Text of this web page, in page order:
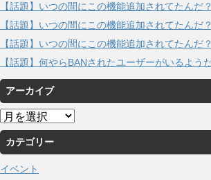
【話題】いつの間にこの機能追加されてたんだ？
【話題】いつの間にこの機能追加されてたんだ？
【話題】いつの間にこの機能追加されてたんだ？
【話題】何やらBANされたユーザーがいるよう
アーカイブ
ア
ー
カ
イ
ブ
カテゴリー
イベント